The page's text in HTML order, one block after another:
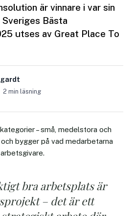
är vinnare i var sin
Bästa
utses av Great Place To
2 min läsning
– små, medelstora och
bygger på vad medarbetarna
bra arbetsplats är
– det är ett